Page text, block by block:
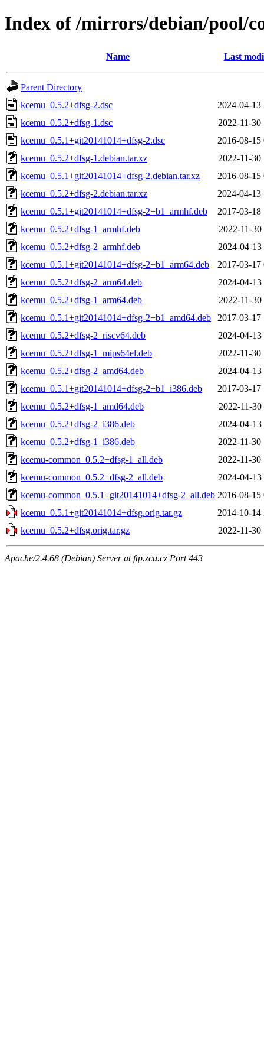
Index of /mirrors/debian/pool/
Name Last
Parent Directory
kcemu_0.5.2+dfsg-2.dsc
2024-04-13
kcemu_0.5.2+dfsg-1.dsc
2022-11-30
kcemu_0.5.1+git20141014+dfsg-2.dsc
2016-08-15
kcemu_0.5.2+dfsg-1.debian.tar.xz
2022-11-30
kcemu_0.5.1+git20141014+dfsg-2.debian.tar.xz
2016-08-15
kcemu_0.5.2+dfsg-2.debian.tar.xz
2024-04-13
kcemu_0.5.1+git20141014+dfsg-2+b1_armhf.deb
2017-03-18
kcemu_0.5.2+dfsg-1_armhf.deb
2022-11-30
kcemu_0.5.2+dfsg-2_armhf.deb
2024-04-13
kcemu_0.5.1+git20141014+dfsg-2+b1_arm64.deb
2017-03-17
kcemu_0.5.2+dfsg-2_arm64.deb
2024-04-13
kcemu_0.5.2+dfsg-1_arm64.deb
2022-11-30
kcemu_0.5.1+git20141014+dfsg-2+b1_amd64.deb
2017-03-17
kcemu_0.5.2+dfsg-2_riscv64.deb
2024-04-13
kcemu_0.5.2+dfsg-1_mips64el.deb
2022-11-30
kcemu_0.5.2+dfsg-2_amd64.deb
2024-04-13
kcemu_0.5.1+git20141014+dfsg-2+b1_i386.deb
2017-03-17
kcemu_0.5.2+dfsg-1_amd64.deb
2022-11-30
kcemu_0.5.2+dfsg-2_i386.deb
2024-04-13
kcemu_0.5.2+dfsg-1_i386.deb
2022-11-30
kcemu-common_0.5.2+dfsg-1_all.deb
2022-11-30
kcemu-common_0.5.2+dfsg-2_all.deb
2024-04-13
kcemu-common_0.5.1+git20141014+dfsg-2_all.deb 2016-08-15
kcemu_0.5.1+git20141014+dfsg.orig.tar.gz
2014-10-14
kcemu_0.5.2+dfsg.orig.tar.gz
2022-11-30
Apache/2.4.68 (Debian) Server at ftp.zcu.cz Port 443